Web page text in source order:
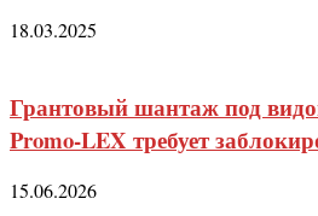
18.03.2025
Грантовый шантаж под
Promo-LEX требует
15.06.2026